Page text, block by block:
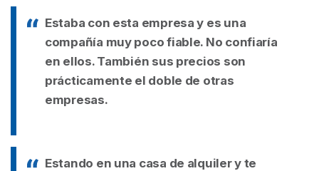
Estaba con esta empresa y es una
compañía muy poco fiable. No confiaría
en ellos. También sus precios son
prácticamente el doble de otras
empresas.
Estando en una casa de alquiler y te